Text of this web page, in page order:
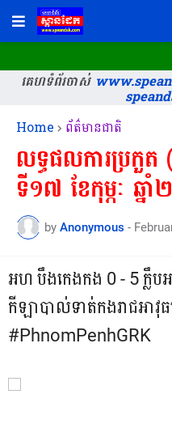
គេហទំព័រចាស់
Home ព័ត៌មានជាតិ
លទ្ធផលការប្រកួ
ទី១៧ ខែកុម្ភៈ ឆ្ន
by Anonymous -
អហ បឹងកេងកង 0 - 5 ក្លឹបអ
កីឡាបាល់ទាត់កងរាជអាវុធ
#PhnomPenhGRK